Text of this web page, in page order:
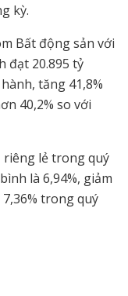
kỳ.
Bất động sản với
đạt 20.895 tỷ
tăng 41,8%
40,2% so với
riêng lẻ trong quý
là 6,94%, giảm
trong quý